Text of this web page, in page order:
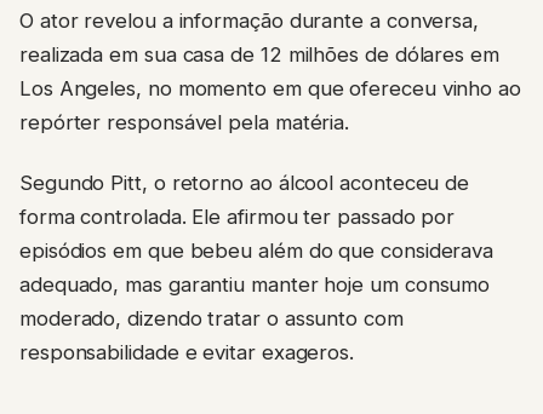
O ator revelou a informação durante a conversa,
realizada em sua casa de 12 milhões de dólares em
Los Angeles, no momento em que ofereceu vinho ao
repórter responsável pela matéria.
Segundo Pitt, o retorno ao álcool aconteceu de
forma controlada. Ele afirmou ter passado por
episódios em que bebeu além do que considerava
adequado, mas garantiu manter hoje um consumo
moderado, dizendo tratar o assunto com
responsabilidade e evitar exageros.